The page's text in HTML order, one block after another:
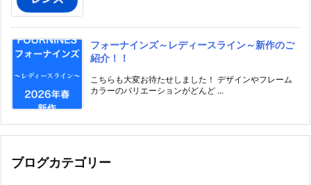
フォーナインズ～レディースライン～新作のご
紹介！！
こちらも大変お待たせしました！ デザインやフレーム
カラーのバリエーションがどんど ...
ブログカテゴリー